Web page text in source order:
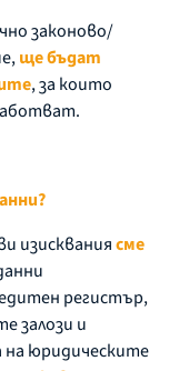
законово/
ще бъдат
, за които
изискваниясме
регистър,
залози и
на юридическите